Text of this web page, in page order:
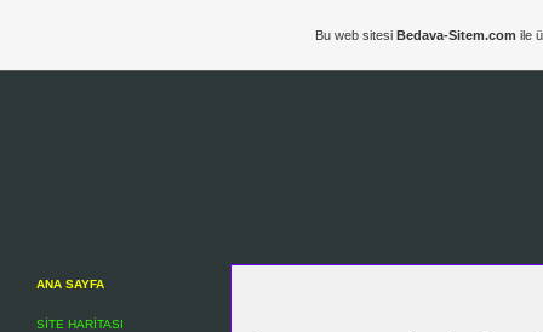
ANA SAYFA
SİTE HARİTASI
Bu web sitesi Bedava-Sitem.com ile